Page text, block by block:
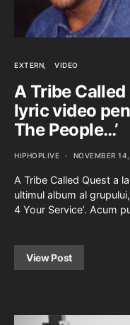
EXTERN VIDEO
A Tribe
lyric video
The People…’
HIPHOPLIVE NOVEMBER
A Tribe Called Quest a
ultimul album al
4 Your Service’. Acum
View Post